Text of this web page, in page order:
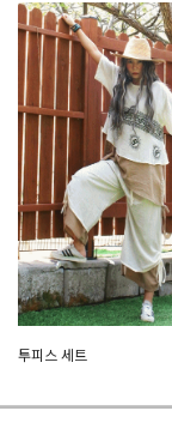
투피스 세트